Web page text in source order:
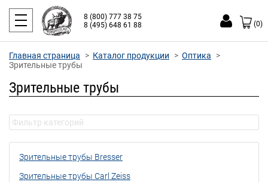
8 (800) 777 38 75
8 (495) 648 61 88
(0)
Главная страница Каталог продукции
Оптика
Зрительные трубы
Зрительные трубы
Зрительные трубы Bresser
Зрительные трубы Carl Zeiss